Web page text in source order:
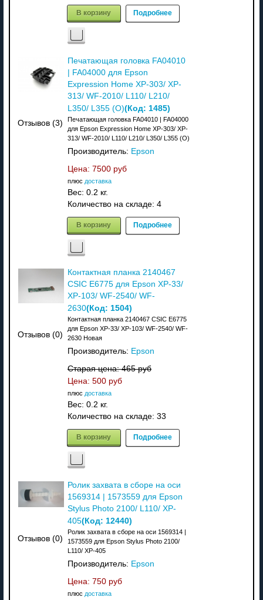
В корзину Подробнее
Отзывов (3)
Печатающая головка FA04010
| FA04000 для Epson
Expression Home XP-303/ XP-
313/ WF-2010/ L110/ L210/
L350/ L355 (O)(Код: 1485)
Печатающая головка FA04010 | FA04000
для Epson Expression Home XP-303/ XP-
313/ WF-2010/ L110/ L210/ L350/ L355 (O)
Производитель: Epson
Цена: 7500 руб
плюс доставка
Вес: 0.2 кг.
Количество на складе: 4
В корзину Подробнее
Отзывов (0)
Контактная планка 2140467
CSIC E6775 для Epson XP-33/
XP-103/ WF-2540/ WF-
2630(Код: 1504)
Контактная планка 2140467 CSIC E6775
для Epson XP-33/ XP-103/ WF-2540/ WF-
2630 Новая
Производитель: Epson
Старая цена:465 руб
Цена: 500 руб
плюс доставка
Вес: 0.2 кг.
Количество на складе: 33
В корзину Подробнее
Отзывов (0)
Ролик захвата в сборе на оси
1569314 | 1573559 для Epson
Stylus Photo 2100/ L110/ XP-
405(Код: 12440)
Ролик захвата в сборе на оси 1569314 |
1573559 для Epson Stylus Photo 2100/
L110/ XP-405
Производитель: Epson
Цена: 750 руб
плюс доставка